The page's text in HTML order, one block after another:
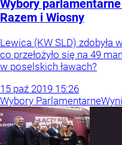
Wybory
Razem i Wiosny
Lewica (KW SLD) zdobyła
co przełożyło się na 49
w poselskich ławach?
15 paź 2019 15:26
Wybory Parlamentarne